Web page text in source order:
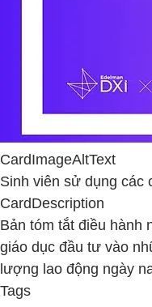
CardImageAltText
Sinh viên sử dụng các
CardDescription
Bản tóm tắt điều hành
giáo dục đầu tư vào
lượng lao động ngày
Tags